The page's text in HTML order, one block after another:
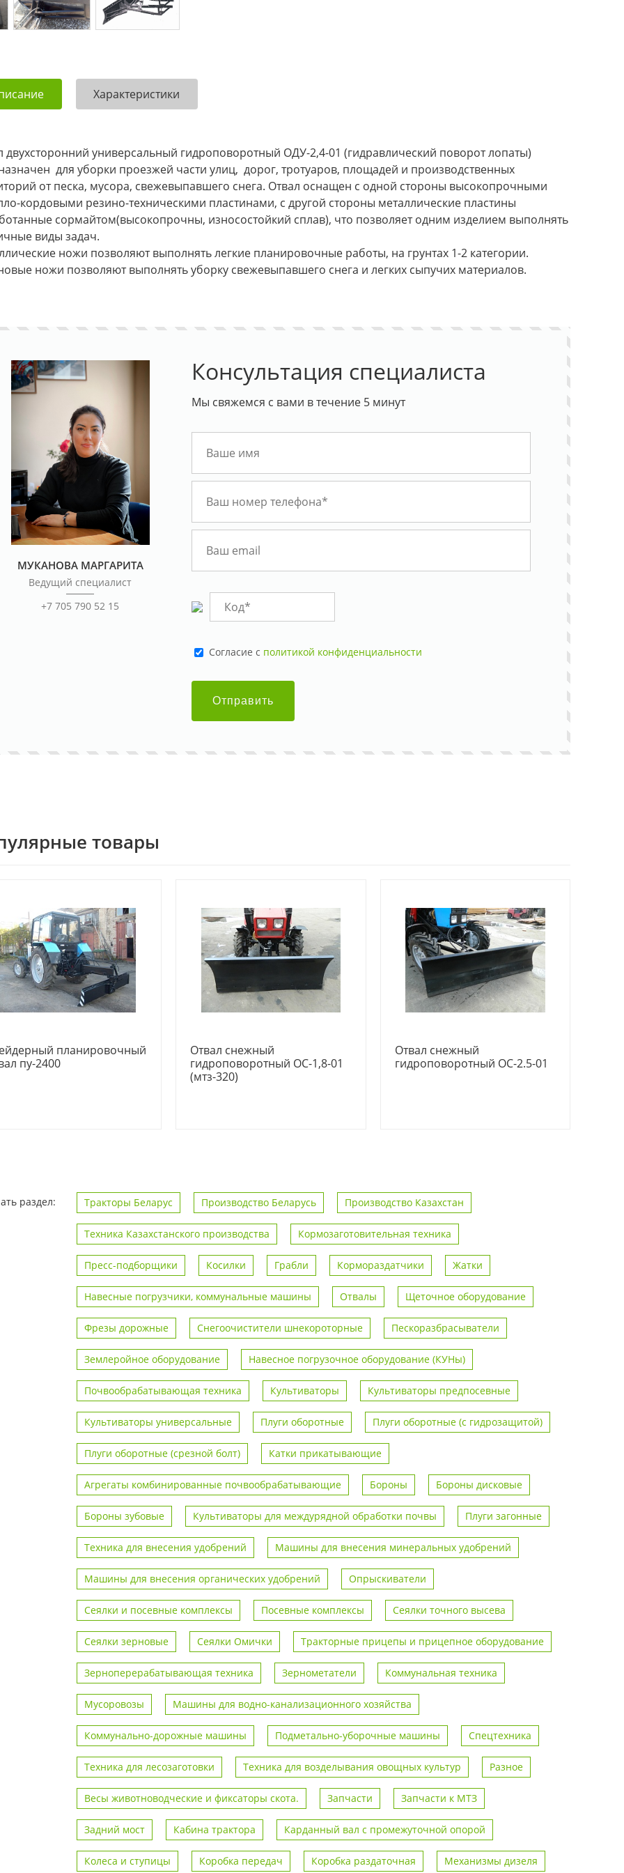
Характеристики
двухсторонний универсальный гидроповоротный ОДУ-2,4-01 (гидравлический поворот лопаты)
для уборки проезжей части улиц, дорог, тротуаров, площадей и производственных
от песка, мусора, свежевыпавшего снега. Отвал оснащен с одной стороны высокопрочными
кордовыми резино-техническими пластинами, с другой стороны металлические пластины
сормайтом(высокопрочны, износостойкий сплав), что позволяет одним изделием выполнять
виды задач.
ножи позволяют выполнять легкие планировочные работы, на грунтах 1-2 категории.
ножи позволяют выполнять уборку свежевыпавшего снега и легких сыпучих материалов.
МУКАНОВА МАРГАРИТА
Ведущий специалист
+7 705 790 52 15
Консультация специалиста
Мы свяжемся с вами в течение 5 минут
Cогласие с политикой конфиденциальности
Отправить
товары
планировочный
пу-2400
Отвал снежный
гидроповоротный ОС-1,8-01
(мтз-320)
Отвал снежный
гидроповоротный ОС-2.5-01
раздел: Тракторы Беларус Производство Беларусь Производство Казахстан
Техника Казахстанского производства Кормозаготовительная техника
Пресс-подборщики Косилки Грабли Кормораздатчики Жатки
Навесные погрузчики, коммунальные машины Отвалы Щеточное оборудование
Фрезы дорожные Снегоочистители шнекороторные Пескоразбрасыватели
Землеройное оборудование Навесное погрузочное оборудование (КУНы)
Почвообрабатывающая техника Культиваторы Культиваторы предпосевные
Культиваторы универсальные Плуги оборотные Плуги оборотные (с гидрозащитой)
Плуги оборотные (срезной болт) Катки прикатывающие
Агрегаты комбинированные почвообрабатывающие Бороны Бороны дисковые
Бороны зубовые Культиваторы для междурядной обработки почвы Плуги загонные
Техника для внесения удобрений Машины для внесения минеральных удобрений
Машины для внесения органических удобрений Опрыскиватели
Сеялки и посевные комплексы Посевные комплексы Сеялки точного высева
Сеялки зерновые Сеялки Омички Тракторные прицепы и прицепное оборудование
Зерноперерабатывающая техника Зернометатели Коммунальная техника
Мусоровозы Машины для водно-канализационного хозяйства
Коммунально-дорожные машины Подметально-уборочные машины Спецтехника
Техника для лесозаготовки Техника для возделывания овощных культур Разное
Весы животноводческие и фиксаторы скота. Запчасти Запчасти к МТЗ
Задний мост Кабина трактора Карданный вал с промежуточной опорой
Колеса и ступицы Коробка передач Коробка раздаточная Механизмы дизеля